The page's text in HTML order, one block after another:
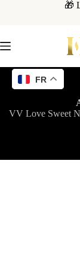
🎁
VV Love Sweet
FR